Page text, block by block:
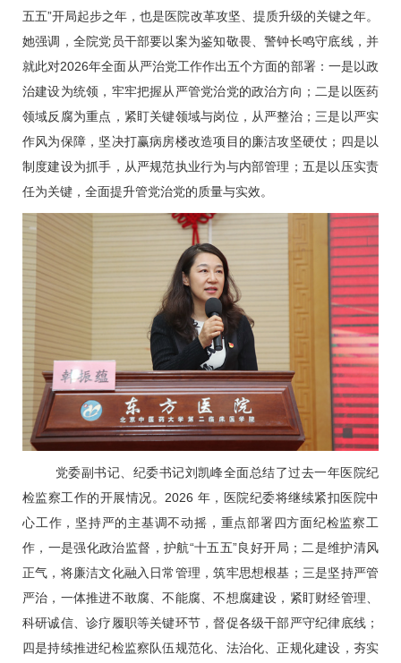
五五”开局起步之年，也是医院改革攻坚、提质升级的关键之年。
她强调，全院党员干部要以案为鉴知敬畏、警钟长鸣守底线，并
就此对2026年全面从严治党工作作出五个方面的部署：一是以政
治建设为统领，牢牢把握从严管党治党的政治方向；二是以医药
领域反腐为重点，紧盯关键领域与岗位，从严整治；三是以严实
作风为保障，坚决打赢病房楼改造项目的廉洁攻坚硬仗；四是以
制度建设为抓手，从严规范执业行为与内部管理；五是以压实责
任为关键，全面提升管党治党的质量与实效。
党委副书记、纪委书记刘凯峰全面总结了过去一年医院纪
检监察工作的开展情况。2026 年，医院纪委将继续紧扣医院中
心工作，坚持严的主基调不动摇，重点部署四方面纪检监察工
作，一是强化政治监督，护航“十五五”良好开局；二是维护清风
正气，将廉洁文化融入日常管理，筑牢思想根基；三是坚持严管
严治，一体推进不敢腐、不能腐、不想腐建设，紧盯财经管理、
科研诚信、诊疗履职等关键环节，督促各级干部严守纪律底线；
四是持续推进纪检监察队伍规范化、法治化、正规化建设，夯实